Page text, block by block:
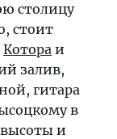
столицу
стоит
Котора и
залив,
гитара
в
и